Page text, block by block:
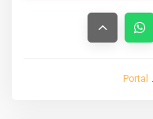
Portal